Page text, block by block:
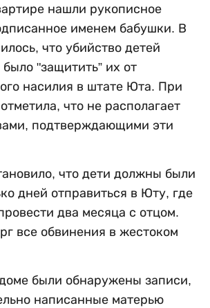
нашли рукописное
именем бабушки. В
что убийство детей
"защитить” их от
насилия в штате Юта. При
что не располагает
подтверждающими эти
что дети должны были
дней отправиться в Юту, где
два месяца с отцом.
все обвинения в жестоком
были обнаружены записи,
написанные матерью